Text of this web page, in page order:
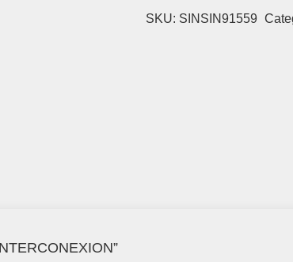
SKU: SINSIN91559